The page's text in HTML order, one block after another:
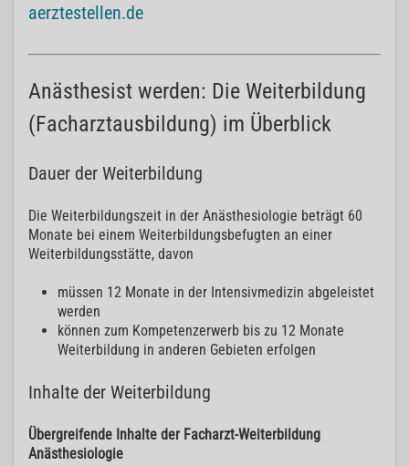
aerztestellen.de
Anästhesist werden: Die Weiterbildung
(Facharztausbildung) im Überblick
Dauer der Weiterbildung
Die Weiterbildungszeit in der Anästhesiologie beträgt 60
Monate bei einem Weiterbildungsbefugten an einer
Weiterbildungsstätte, davon
müssen 12 Monate in der Intensivmedizin abgeleistet
werden
können zum Kompetenzerwerb bis zu 12 Monate
Weiterbildung in anderen Gebieten erfolgen
Inhalte der Weiterbildung
Übergreifende Inhalte der Facharzt-Weiterbildung
Anästhesiologie